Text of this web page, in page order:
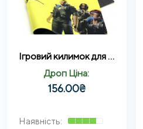
Ігровий килимок для миші WS Cyberpunk 700-2 геймерський 700×300 мм
Дроп Ціна:
156.00₴